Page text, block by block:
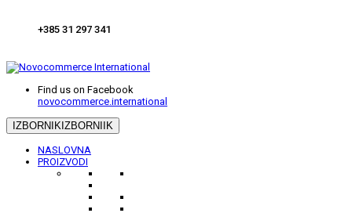
+385 31 297 341
Find us on Facebook
novocommerce.international
IZBORNIKIZBORNIIK
NASLOVNA
PROIZVODI